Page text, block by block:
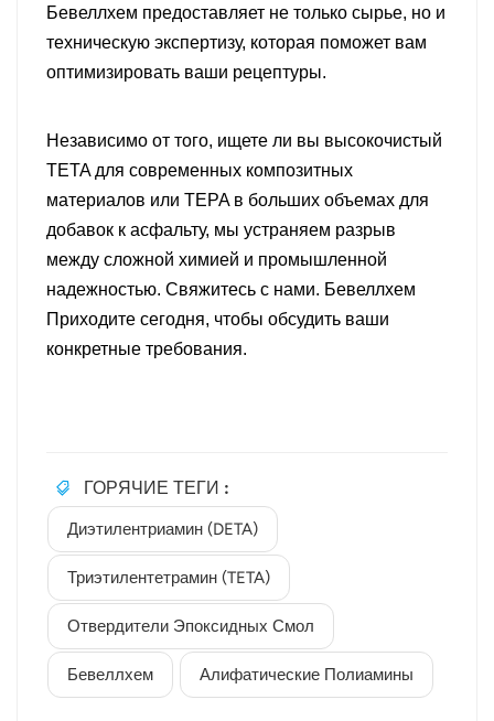
Бевеллхем предоставляет не только сырье, но и
техническую экспертизу, которая поможет вам
оптимизировать ваши рецептуры.
Независимо от того, ищете ли вы высокочистый
TETA для современных композитных
материалов или TEPA в больших объемах для
добавок к асфальту, мы устраняем разрыв
между сложной химией и промышленной
надежностью. Свяжитесь с нами. Бевеллхем
Приходите сегодня, чтобы обсудить ваши
конкретные требования.
ГОРЯЧИЕ ТЕГИ :
Диэтилентриамин (DETA)
Триэтилентетрамин (TETA)
Отвердители Эпоксидных Смол
Бевеллхем Алифатические Полиамины